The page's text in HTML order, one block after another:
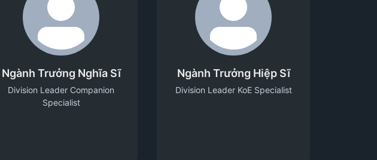
Ngành Trưởng Nghĩa Sĩ
Division Leader Companion
Specialist
Ngành Trưởng Hiệp Sĩ
Division Leader KoE Specialist